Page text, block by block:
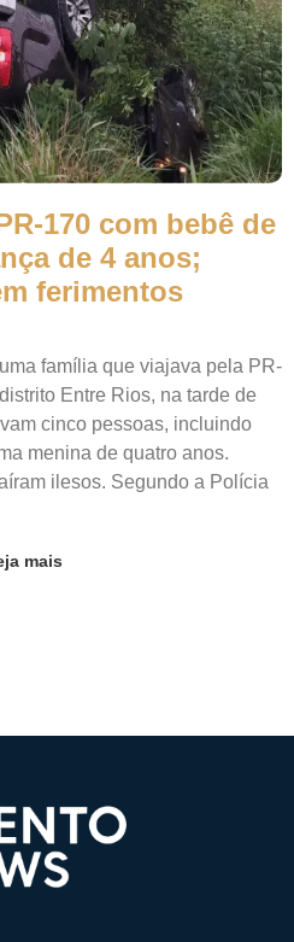
170 com bebê de
de 4 anos;
ferimentos
família que viajava pela PR-
Entre Rios, na tarde de
cinco pessoas, incluindo
menina de quatro anos.
ilesos. Segundo a Polícia
mais